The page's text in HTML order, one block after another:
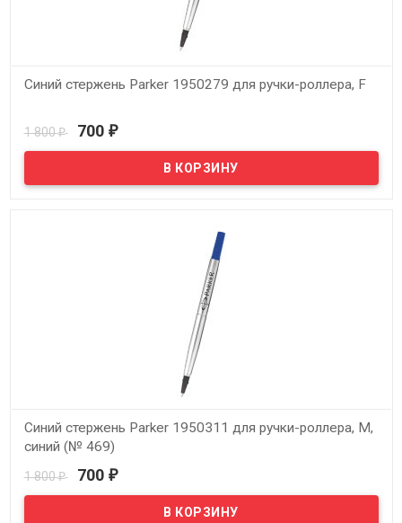
Синий cтержень Parker 1950279 для ручки-роллера, F
1 800₽ 700 ₽
Синий стержень Parker 1950311 для ручки-роллера, M,
синий (№ 469)
В наличии
Синий Parker Стержень для ручки-роллера, M, синий
1 800₽ 700 ₽